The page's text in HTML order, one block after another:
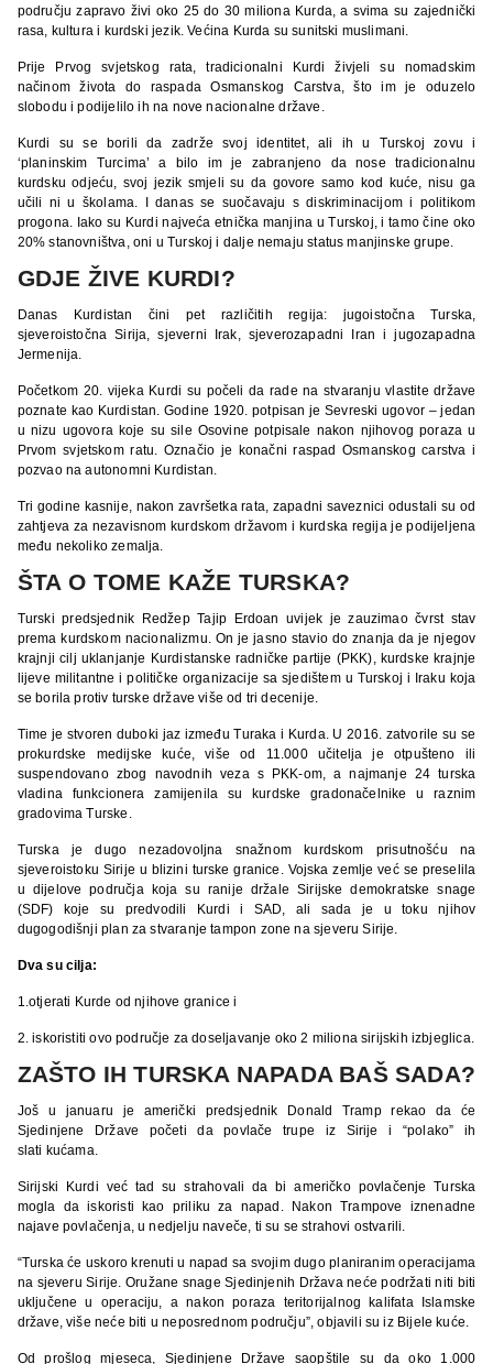
području zapravo živi oko 25 do 30 miliona Kurda, a svima su zajednički
rasa, kultura i kurdski jezik. Većina Kurda su sunitski muslimani.
Prije Prvog svjetskog rata, tradicionalni Kurdi živjeli su nomadskim
načinom života do raspada Osmanskog Carstva, što im je oduzelo
slobodu i podijelilo ih na nove nacionalne države.
Kurdi su se borili da zadrže svoj identitet, ali ih u Turskoj zovu i
‘planinskim Turcima’ a bilo im je zabranjeno da nose tradicionalnu
kurdsku odjeću, svoj jezik smjeli su da govore samo kod kuće, nisu ga
učili ni u školama. I danas se suočavaju s diskriminacijom i politikom
progona. Iako su Kurdi najveća etnička manjina u Turskoj, i tamo čine oko
20% stanovništva, oni u Turskoj i dalje nemaju status manjinske grupe.
GDJE ŽIVE KURDI?
Danas Kurdistan čini pet različitih regija: jugoistočna Turska,
sjeveroistočna Sirija, sjeverni Irak, sjeverozapadni Iran i jugozapadna
Jermenija.
Početkom 20. vijeka Kurdi su počeli da rade na stvaranju vlastite države
poznate kao Kurdistan. Godine 1920. potpisan je Sevreski ugovor – jedan
u nizu ugovora koje su sile Osovine potpisale nakon njihovog poraza u
Prvom svjetskom ratu. Označio je konačni raspad Osmanskog carstva i
pozvao na autonomni Kurdistan.
Tri godine kasnije, nakon završetka rata, zapadni saveznici odustali su od
zahtjeva za nezavisnom kurdskom državom i kurdska regija je podijeljena
među nekoliko zemalja.
ŠTA O TOME KAŽE TURSKA?
Turski predsjednik Redžep Tajip Erdoan uvijek je zauzimao čvrst stav
prema kurdskom nacionalizmu. On je jasno stavio do znanja da je njegov
krajnji cilj uklanjanje Kurdistanske radničke partije (PKK), kurdske krajnje
lijeve militantne i političke organizacije sa sjedištem u Turskoj i Iraku koja
se borila protiv turske države više od tri decenije.
Time je stvoren duboki jaz između Turaka i Kurda. U 2016. zatvorile su se
prokurdske medijske kuće, više od 11.000 učitelja je otpušteno ili
suspendovano zbog navodnih veza s PKK-om, a najmanje 24 turska
vladina funkcionera zamijenila su kurdske gradonačelnike u raznim
gradovima Turske.
Turska je dugo nezadovoljna snažnom kurdskom prisutnošću na
sjeveroistoku Sirije u blizini turske granice. Vojska zemlje već se preselila
u dijelove područja koja su ranije držale Sirijske demokratske snage
(SDF) koje su predvodili Kurdi i SAD, ali sada je u toku njihov
dugogodišnji plan za stvaranje tampon zone na sjeveru Sirije.
Dva su cilja:
1.otjerati Kurde od njihove granice i
2. iskoristiti ovo područje za doseljavanje oko 2 miliona sirijskih izbjeglica.
ZAŠTO IH TURSKA NAPADA BAŠ SADA?
Još u januaru je američki predsjednik Donald Tramp rekao da će
Sjedinjene Države početi da povlače trupe iz Sirije i “polako” ih
slati kućama.
Sirijski Kurdi već tad su strahovali da bi američko povlačenje Turska
mogla da iskoristi kao priliku za napad. Nakon Trampove iznenadne
najave povlačenja, u nedjelju naveče, ti su se strahovi ostvarili.
“Turska će uskoro krenuti u napad sa svojim dugo planiranim operacijama
na sjeveru Sirije. Oružane snage Sjedinjenih Država neće podržati niti biti
uključene u operaciju, a nakon poraza teritorijalnog kalifata Islamske
države, više neće biti u neposrednom području”, objavili su iz Bijele kuće.
Od prošlog mjeseca, Sjedinjene Države saopštile su da oko 1.000